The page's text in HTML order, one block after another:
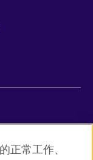
正常工作、